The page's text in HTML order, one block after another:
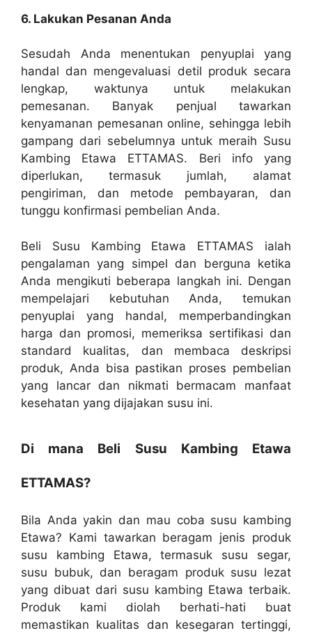
6. Lakukan Pesanan Anda
Sesudah Anda menentukan penyuplai yang
handal dan mengevaluasi detil produk secara
lengkap, waktunya untuk melakukan
pemesanan. Banyak penjual tawarkan
kenyamanan pemesanan online, sehingga lebih
gampang dari sebelumnya untuk meraih Susu
Kambing Etawa ETTAMAS. Beri info yang
diperlukan, termasuk jumlah, alamat
pengiriman, dan metode pembayaran, dan
tunggu konfirmasi pembelian Anda.
Beli Susu Kambing Etawa ETTAMAS ialah
pengalaman yang simpel dan berguna ketika
Anda mengikuti beberapa langkah ini. Dengan
mempelajari kebutuhan Anda, temukan
penyuplai yang handal, memperbandingkan
harga dan promosi, memeriksa sertifikasi dan
standard kualitas, dan membaca deskripsi
produk, Anda bisa pastikan proses pembelian
yang lancar dan nikmati bermacam manfaat
kesehatan yang dijajakan susu ini.
Di mana Beli Susu Kambing Etawa
ETTAMAS?
Bila Anda yakin dan mau coba susu kambing
Etawa? Kami tawarkan beragam jenis produk
susu kambing Etawa, termasuk susu segar,
susu bubuk, dan beragam produk susu lezat
yang dibuat dari susu kambing Etawa terbaik.
Produk kami diolah berhati-hati buat
memastikan kualitas dan kesegaran tertinggi,